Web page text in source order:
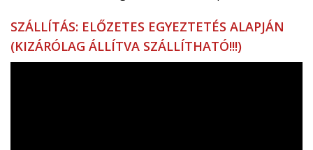
SZÁLLÍTÁS: ELŐZETES EGYEZTETÉS ALAPJÁN
(KIZÁRÓLAG ÁLLÍTVA SZÁLLÍTHATÓ!!!)